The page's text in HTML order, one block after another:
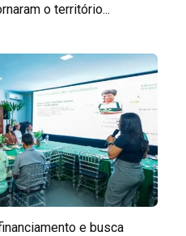
o território...
e busca